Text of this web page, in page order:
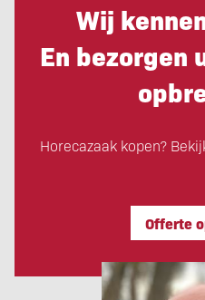
Wij
En bezorgen
Horecazaak kopen?
Offerte